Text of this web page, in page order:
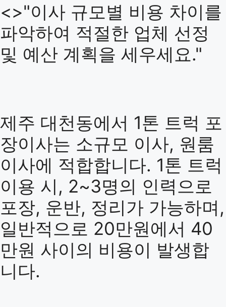
<>"이사 규모별 비용 차이를
파악하여 적절한 업체 선정
및 예산 계획을 세우세요."
제주 대천동에서 1톤 트럭 포
장이사는 소규모 이사, 원룸
이사에 적합합니다. 1톤 트럭
이용 시, 2~3명의 인력으로
포장, 운반, 정리가 가능하며,
일반적으로 20만원에서 40
만원 사이의 비용이 발생합
니다.